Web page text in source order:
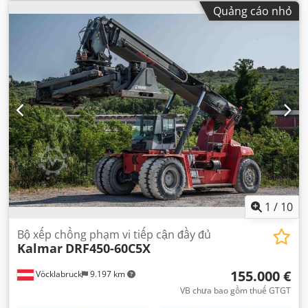
Quảng cáo nhỏ
1 / 10
Vöcklabruck 9.197 km
Bộ xếp chồng phạm vi tiếp cận đầy đủ
Kalmar DRF450-60C5X
155.000 €
VB chưa bao gồm thuế GTGT